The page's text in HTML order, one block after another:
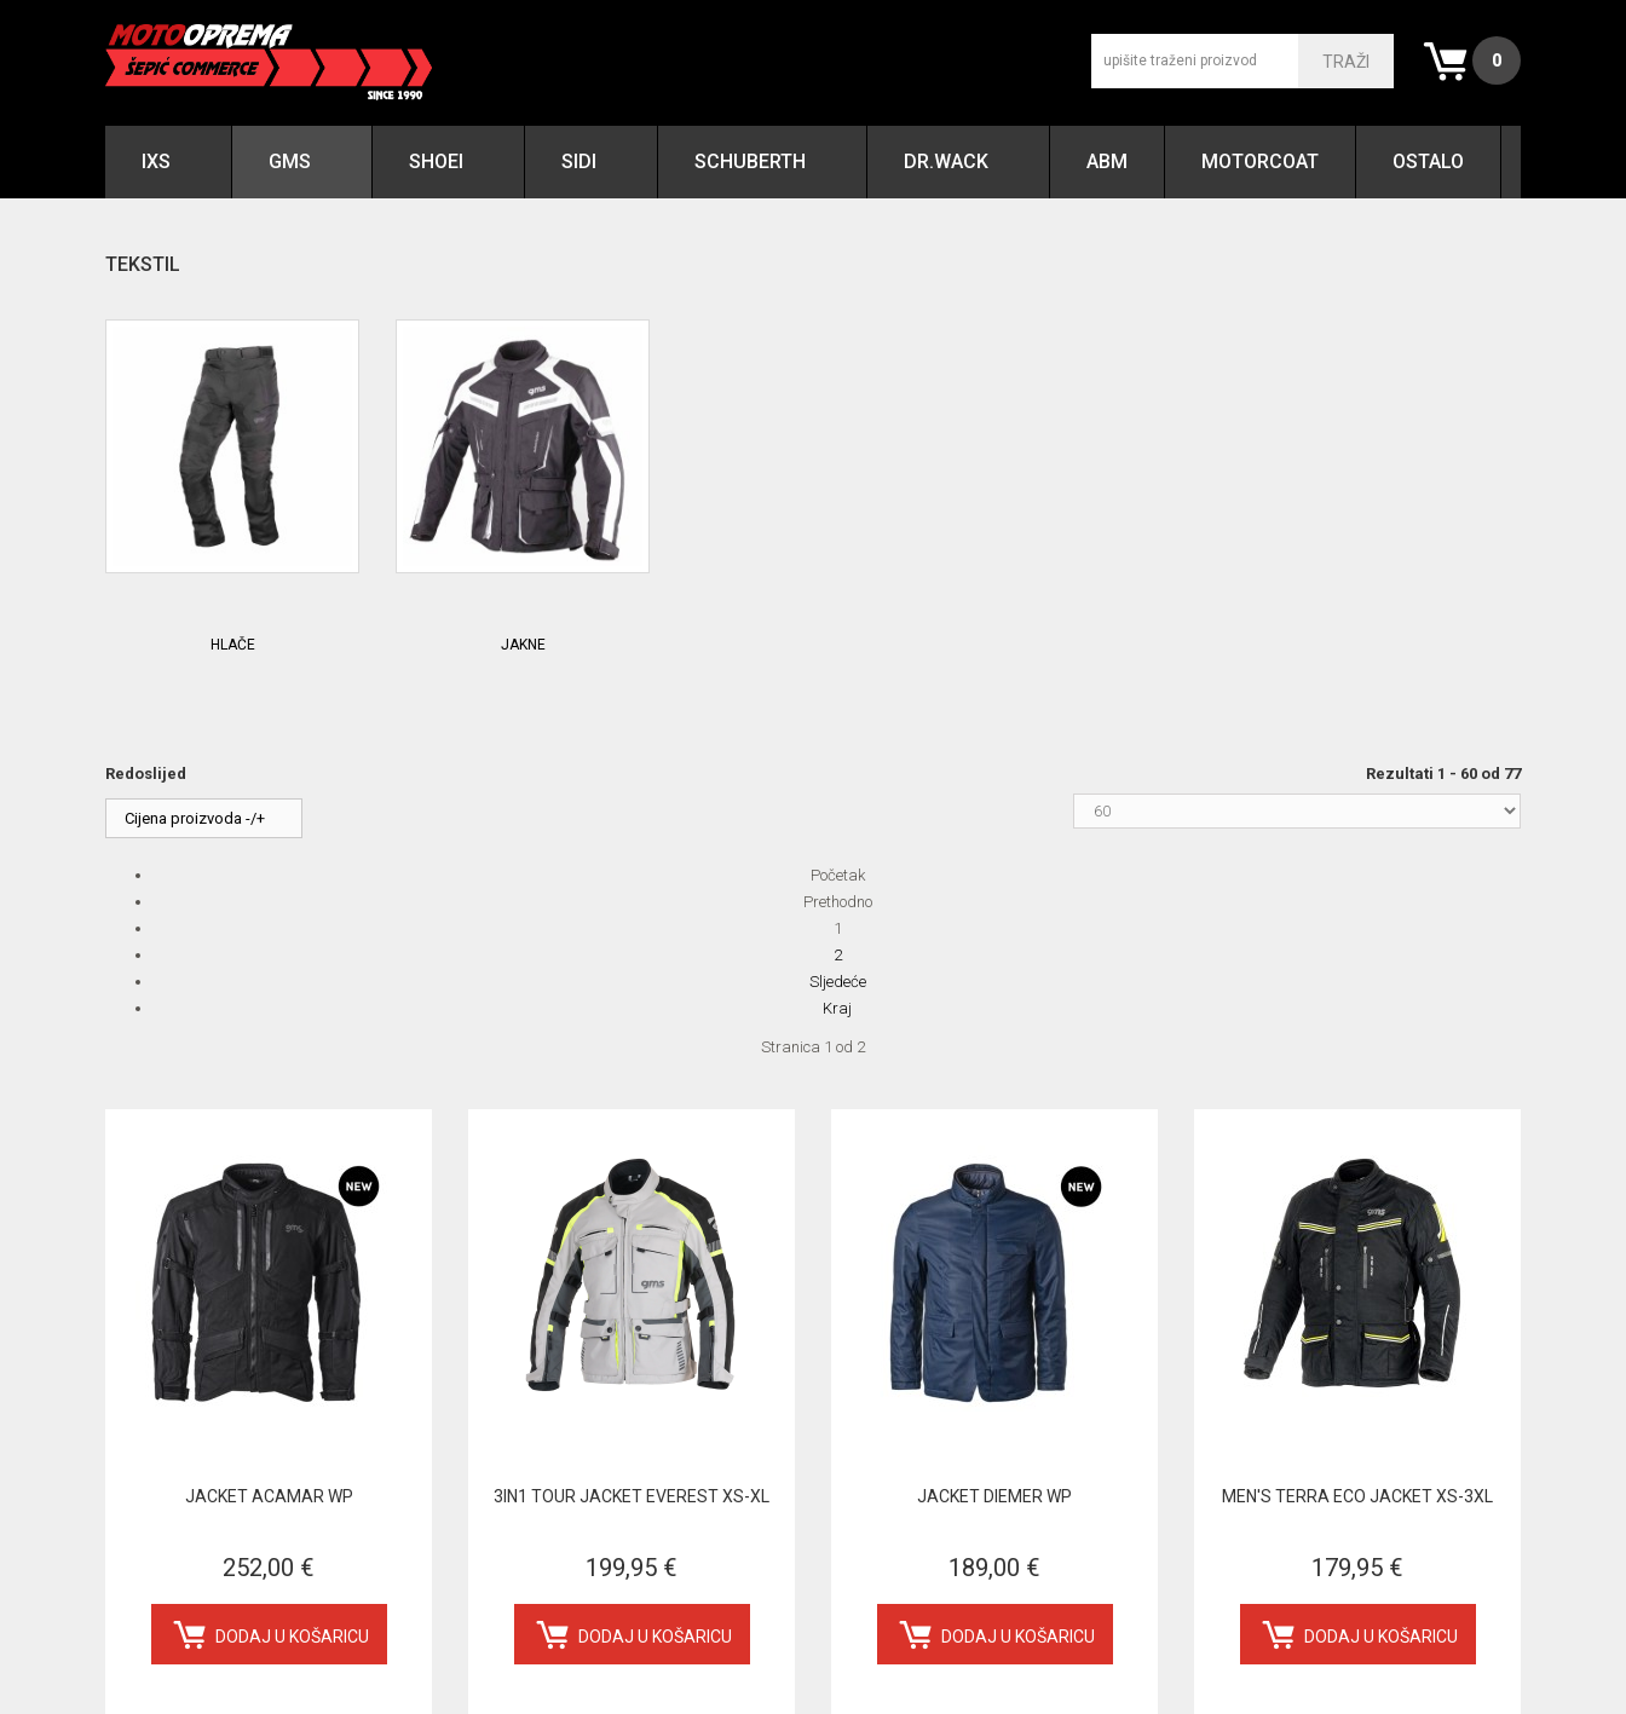
0
TRAŽI
IXS GMS SHOEI SIDI SCHUBERTH DR.WACK ABM MOTORCOAT OSTALO
TEKSTIL
HLAČE JAKNE
Redoslijed
Cijena proizvoda -/+
Rezultati 1 - 60 od 77
Početak
Prethodno
1
2
Sljedeće
Kraj
Stranica 1 od 2
JACKET ACAMAR WP
252,00 €
DODAJ U KOŠARICU
3IN1 TOUR JACKET EVEREST XS-XL
199,95 €
DODAJ U KOŠARICU
JACKET DIEMER WP
189,00 €
DODAJ U KOŠARICU
MEN'S TERRA ECO JACKET XS-3XL
179,95 €
DODAJ U KOŠARICU